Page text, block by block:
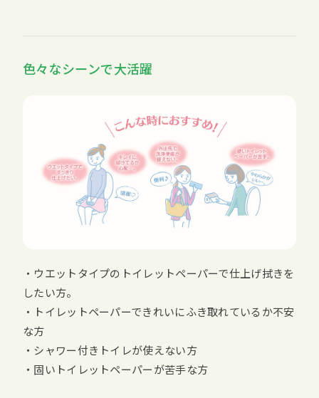
色々なシーンで大活躍
・ウエットタイプのトイレットペーパーで仕上げ拭きを
したい方。
・トイレットペーパーできれいにふき取れているか不安
な方
・シャワー付きトイレが使えない方
・固いトイレットペーパーが苦手な方